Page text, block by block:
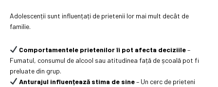
Adolescenții sunt influențați de prietenii lor mai mult decât de
familie.
Comportamentele prietenilor îi pot afecta deciziile–
Fumatul, consumul de alcool sau atitudinea față de școală pot fi
preluate din grup.
Anturajul influențează stima de sine– Un cerc de prieteni